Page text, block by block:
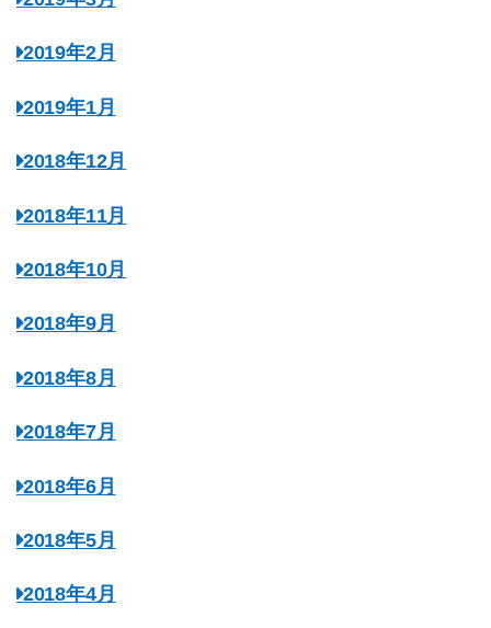
2019年2月
2019年1月
2018年12月
2018年11月
2018年10月
2018年9月
2018年8月
2018年7月
2018年6月
2018年5月
2018年4月